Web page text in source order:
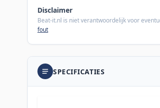
Disclaimer
Beat-it.nl is niet verantwoordelijk voor
fout
SPECIFICATIES